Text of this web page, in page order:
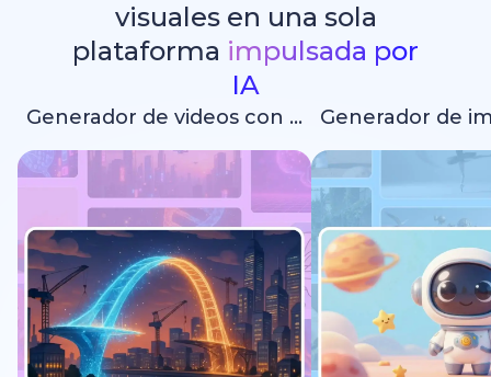
visuales en una sola
plataforma impulsada por
IA
Generador de videos con IA